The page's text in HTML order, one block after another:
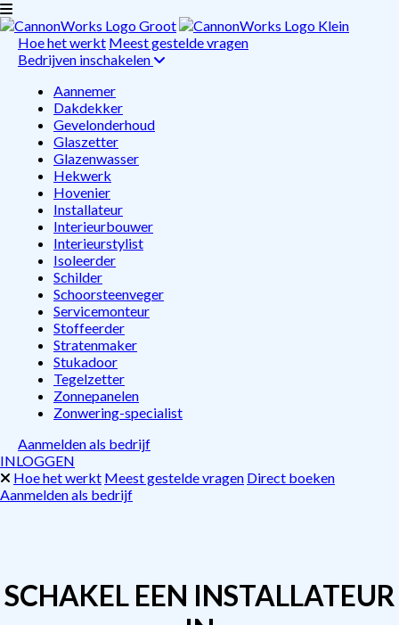
Hoe het werkt Meest gestelde vragen
Bedrijven inschakelen
Aannemer
Dakdekker
Gevelonderhoud
Glaszetter
Glazenwasser
Hekwerk
Hovenier
Installateur
Interieurbouwer
Interieurstylist
Isoleerder
Schilder
Schoorsteenveger
Servicemonteur
Stoffeerder
Stratenmaker
Stukadoor
Tegelzetter
Zonnepanelen
Zonwering-specialist
Aanmelden als bedrijf
INLOGGEN
Hoe het werkt Meest gestelde vragen Direct boeken
Aanmelden als bedrijf
SCHAKEL EEN INSTALLATEUR